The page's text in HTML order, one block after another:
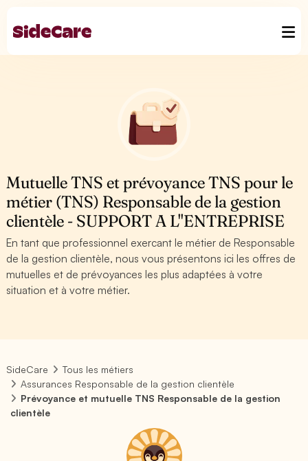
Mutuelle TNS et prévoyance TNS pour le
métier (TNS) Responsable de la gestion
clientèle - SUPPORT A L''ENTREPRISE
En tant que professionnel exercant le métier de Responsable
de la gestion clientèle, nous vous présentons ici les offres de
mutuelles et de prévoyances les plus adaptées à votre
situation et à votre métier.
SideCare
Tous les métiers
Assurances Responsable de la gestion clientèle
Prévoyance et mutuelle TNS Responsable de la gestion
clientèle